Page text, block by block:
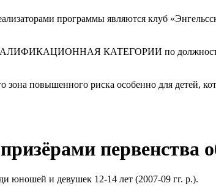
программы являются клуб
КАТЕГОРИИ по должности
повышенного риска особенно для детей,
первенства
юношей и девушек 12-14 лет (2007-09 гг. р.).